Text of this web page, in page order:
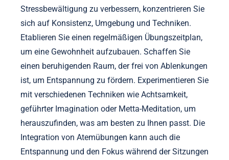
Stressbewältigung zu verbessern, konzentrieren Sie
sich auf Konsistenz, Umgebung und Techniken.
Etablieren Sie einen regelmäßigen Übungszeitplan,
um eine Gewohnheit aufzubauen. Schaffen Sie
einen beruhigenden Raum, der frei von Ablenkungen
ist, um Entspannung zu fördern. Experimentieren Sie
mit verschiedenen Techniken wie Achtsamkeit,
geführter Imagination oder Metta-Meditation, um
herauszufinden, was am besten zu Ihnen passt. Die
Integration von Atemübungen kann auch die
Entspannung und den Fokus während der Sitzungen